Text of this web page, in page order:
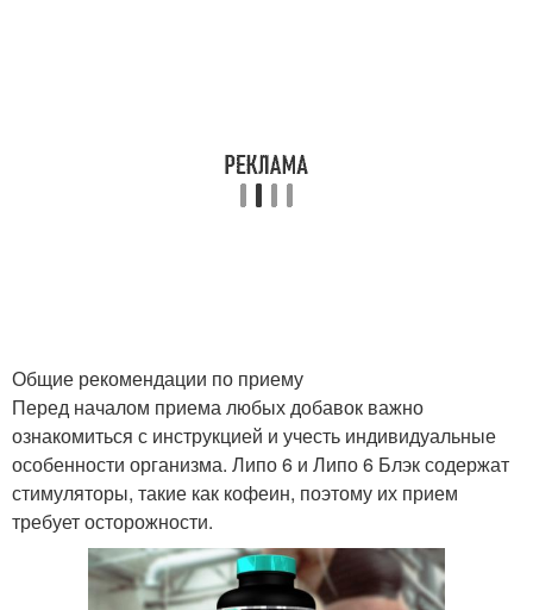
Общие рекомендации по приему
Перед началом приема любых добавок важно
ознакомиться с инструкцией и учесть индивидуальные
особенности организма. Липо 6 и Липо 6 Блэк содержат
стимуляторы, такие как кофеин, поэтому их прием
требует осторожности.